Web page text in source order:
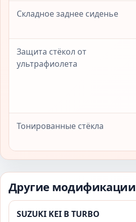
Складное заднее сиденье
Защита стёкол от
ультрафиолета
Тонированные стёкла
Другие модификации
SUZUKI KEI B TURBO